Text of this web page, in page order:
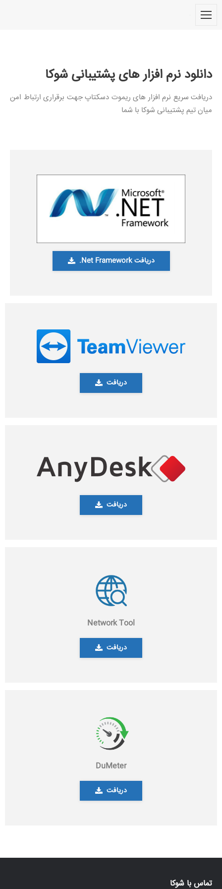
دانلود نرم افزار های پشتیبانی شوکا
دریافت سریع نرم افزار های ریموت دسکتاپ جهت برقراری ارتباط امن
میان تیم پشتیبانی شوکا با شما
دریافت Net Framework.
دریافت
دریافت
Network Tool
دریافت
DuMeter
دریافت
تماس با شوکا